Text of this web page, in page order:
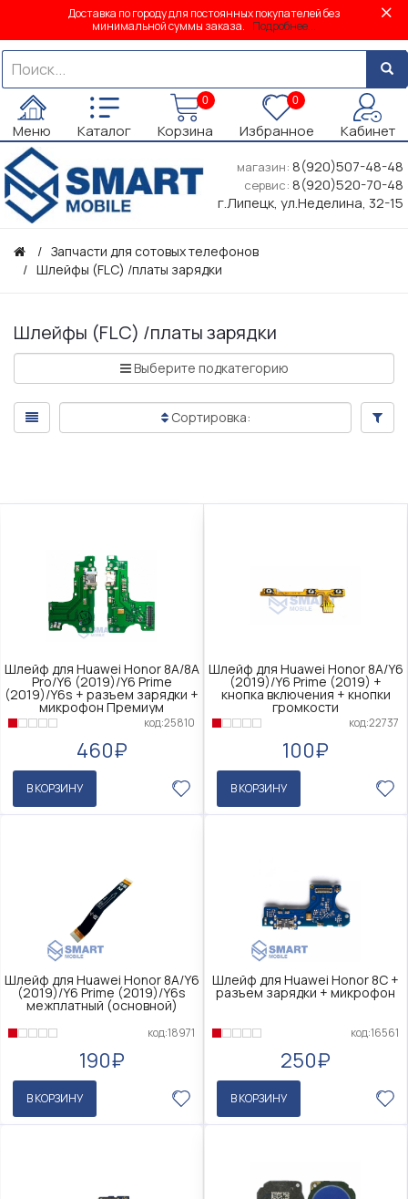
Доставка по городу для постоянных покупателей без
минимальной суммы заказа. Подробнее...
Меню Каталог
0
Корзина
0
Избранное Кабинет
магазин: 8(920)507-48-48
сервис: 8(920)520-70-48
г.Липецк, ул.Неделина, 32-15
Запчасти для сотовых телефонов
Шлейфы (FLC) /платы зарядки
Шлейфы (FLC) /платы зарядки
Выберите подкатегорию
Сортировка:
Шлейф для Huawei Honor 8A/8A
Pro/Y6 (2019)/Y6 Prime
(2019)/Y6s + разъем зарядки +
микрофон Премиум
код:25810
460₽
В КОРЗИНУ
Шлейф для Huawei Honor 8A/Y6
(2019)/Y6 Prime (2019) +
кнопка включения + кнопки
громкости
код:22737
100₽
В КОРЗИНУ
Шлейф для Huawei Honor 8A/Y6
(2019)/Y6 Prime (2019)/Y6s
межплатный (основной)
код:18971
190₽
В КОРЗИНУ
Шлейф для Huawei Honor 8C +
разъем зарядки + микрофон
код:16561
250₽
В КОРЗИНУ